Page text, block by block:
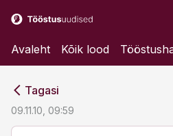
Avaleht Kõik lood
Tagasi
09.11.10, 09:59